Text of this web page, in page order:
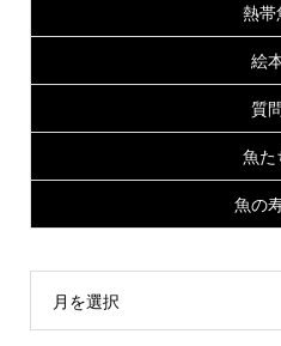
熱帯
絵
質
魚た
魚の
月を選択